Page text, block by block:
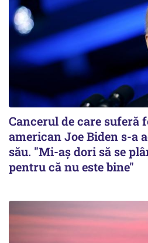
Cancerul de care suferă
american Joe Biden s-a
său. "Mi-aș dori să se
pentru că nu este bine"